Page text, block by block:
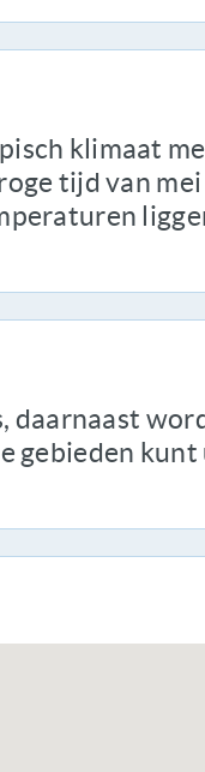
klimaat
tijd van
daarnaast
gebieden kunt